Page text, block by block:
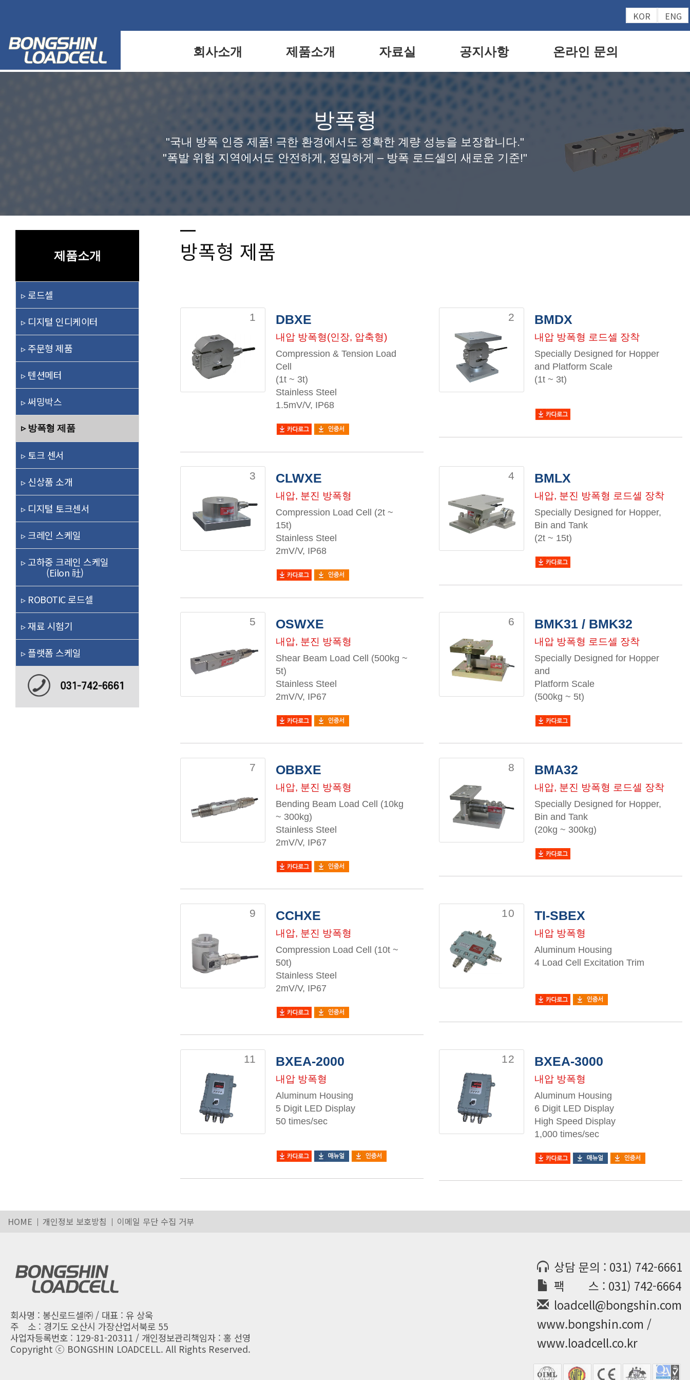
KOR ENG
회사소개 제품소개 자료실 공지사항 온라인 문의
방폭형
"국내 방폭 인증 제품! 극한 환경에서도 정확한 계량 성능을 보장합니다."
"폭발 위험 지역에서도 안전하게, 정밀하게 – 방폭 로드셀의 새로운 기준!"
제품소개
▹ 로드셀
▹ 디지털 인디케이터
▹ 주문형 제품
▹ 텐션메터
▹ 써밍박스
▹ 방폭형 제품
▹ 토크 센서
▹ 신상품 소개
▹ 디지털 토크센서
▹ 크레인 스케일
▹ 고하중 크레인 스케일
(Eilon 社)
▹ ROBOTIC 로드셀
▹ 재료 시험기
▹ 플랫폼 스케일
방폭형 제품
1 DBXE
내압 방폭형(인장, 압축형)
Compression & Tension Load
Cell
(1t ~ 3t)
Stainless Steel
1.5mV/V, IP68
2 BMDX
내압 방폭형 로드셀 장착
Specially Designed for Hopper
and Platform Scale
(1t ~ 3t)
3 CLWXE
내압, 분진 방폭형
Compression Load Cell (2t ~
15t)
Stainless Steel
2mV/V, IP68
4 BMLX
내압, 분진 방폭형 로드셀 장착
Specially Designed for Hopper,
Bin and Tank
(2t ~ 15t)
5 OSWXE
내압, 분진 방폭형
Shear Beam Load Cell (500kg ~
5t)
Stainless Steel
2mV/V, IP67
6 BMK31 / BMK32
내압 방폭형 로드셀 장착
Specially Designed for Hopper
and
Platform Scale
(500kg ~ 5t)
7 OBBXE
내압, 분진 방폭형
Bending Beam Load Cell (10kg
~ 300kg)
Stainless Steel
2mV/V, IP67
8 BMA32
내압, 분진 방폭형 로드셀 장착
Specially Designed for Hopper,
Bin and Tank
(20kg ~ 300kg)
9 CCHXE
내압, 분진 방폭형
Compression Load Cell (10t ~
50t)
Stainless Steel
2mV/V, IP67
10 TI-SBEX
내압 방폭형
Aluminum Housing
4 Load Cell Excitation Trim
11 BXEA-2000
내압 방폭형
Aluminum Housing
5 Digit LED Display
50 times/sec
12 BXEA-3000
내압 방폭형
Aluminum Housing
6 Digit LED Display
High Speed Display
1,000 times/sec
HOME 개인정보 보호방침 이메일 무단 수집 거부
회사명 : 봉신로드셀㈜ / 대표 : 유 상욱
주 소 : 경기도 오산시 가장산업서북로 55
사업자등록번호 : 129-81-20311 / 개인정보관리책임자 : 홍 선영
Copyright ⓒ BONGSHIN LOADCELL. All Rights Reserved.
상담 문의 : 031) 742-6661
팩 스 : 031) 742-6664
loadcell@bongshin.com
www.bongshin.com /
www.loadcell.co.kr